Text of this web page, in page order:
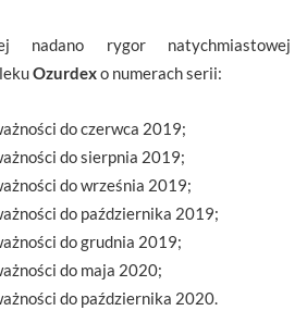
nadano rygor natychmiastowej
Ozurdexo numerach serii:
do czerwca 2019;
do sierpnia 2019;
do września 2019;
do października 2019;
do grudnia 2019;
do maja 2020;
do października 2020.